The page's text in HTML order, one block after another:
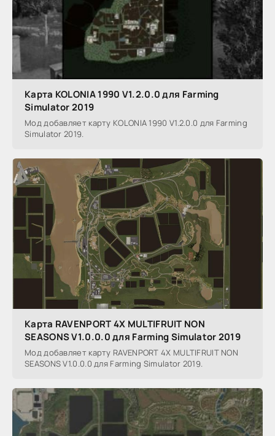
Карта KOLONIA 1990 V1.2.0.0 для Farming
Simulator 2019
Мод добавляет карту KOLONIA 1990 V1.2.0.0 для Farming
Simulator 2019.
Карта RAVENPORT 4X MULTIFRUIT NON
SEASONS V1.0.0.0 для Farming Simulator 2019
Мод добавляет карту RAVENPORT 4X MULTIFRUIT NON
SEASONS V1.0.0.0 для Farming Simulator 2019.